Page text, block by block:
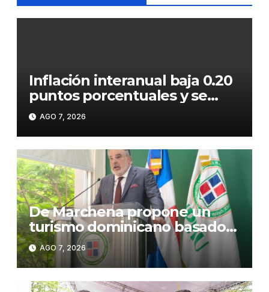
Inflación interanual baja 0.20
puntos porcentuales y se
sitúa en 5.47 %
AGO 7, 2026
De Marchena propone un
turismo dominicano basado
en formación, tecnología y
sostenibilidad
AGO 7, 2026